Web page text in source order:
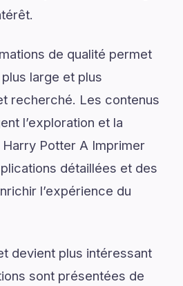
de qualité permet
large et plus
recherché. Les contenus
l’exploration et la
Potter A Imprimer
détaillées et des
l’expérience du
devient plus intéressant
sont présentées de